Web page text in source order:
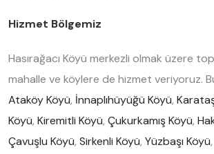
Hizmet Bölgemiz
Hasırağacı Köyü merkezli olmak üzere
mahalle ve köylere de hizmet veriyoruz.
Ataköy Köyü, İnnaplıhüyüğü Köyü,
Köyü, Kiremitli Köyü, Çukurkamış Köyü,
Çavuşlu Köyü, Sirkenli Köyü, Yüzbaşı Köyü,